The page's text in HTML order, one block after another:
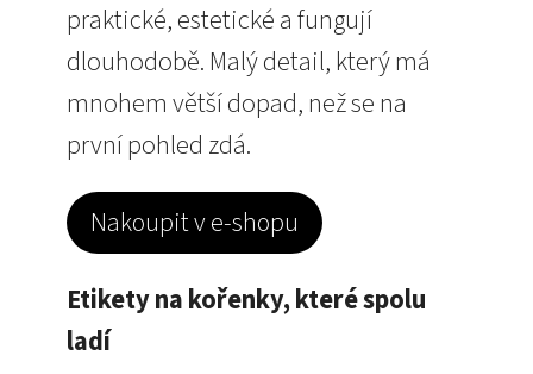
praktické, estetické a fungují
dlouhodobě. Malý detail, který má
mnohem větší dopad, než se na
první pohled zdá.
Nakoupit v e-shopu
Etikety na kořenky, které spolu
ladí